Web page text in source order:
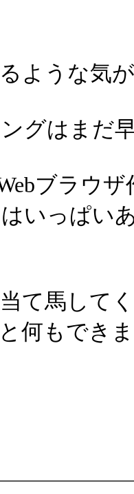
ような気
グはまだ
ブラウ
いっぱい
て馬して
何もでき